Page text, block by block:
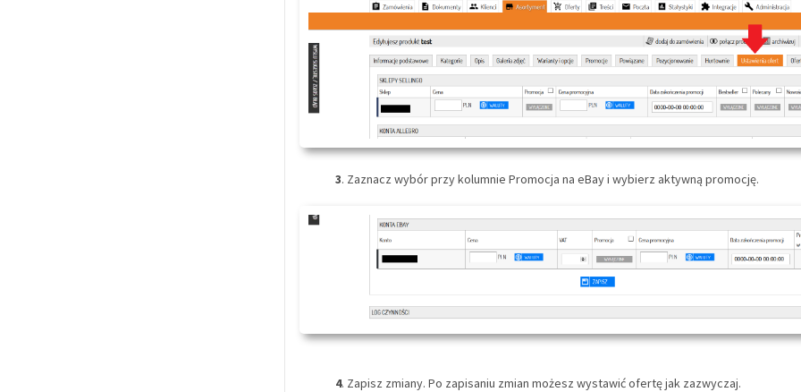
3. Zaznacz wybór przy kolumnie Promocja na eBay i wybierz aktywną promocję.
4. Zapisz zmiany. Po zapisaniu zmian możesz wystawić ofertę jak zazwyczaj.